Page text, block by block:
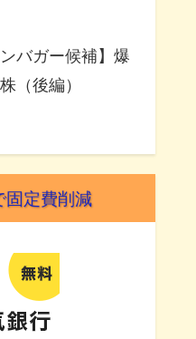
バガー候補】爆
（後編）
固定費削減